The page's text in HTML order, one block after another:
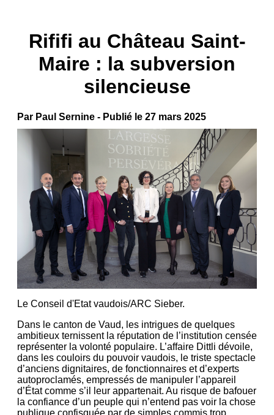
Rififi au Château Saint-
Maire : la subversion
silencieuse
Par Paul Sernine - Publié le 27 mars 2025
Le Conseil d'Etat vaudois/ARC Sieber.
Dans le canton de Vaud, les intrigues de quelques
ambitieux ternissent la réputation de l’institution censée
représenter la volonté populaire. L’affaire Dittli dévoile,
dans les couloirs du pouvoir vaudois, le triste spectacle
d’anciens dignitaires, de fonctionnaires et d’experts
autoproclamés, empressés de manipuler l’appareil
d’État comme s’il leur appartenait. Au risque de bafouer
la confiance d’un peuple qui n’entend pas voir la chose